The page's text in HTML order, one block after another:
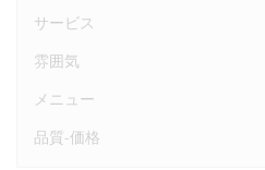
サービス
雰囲気
メニュー
品質-価格